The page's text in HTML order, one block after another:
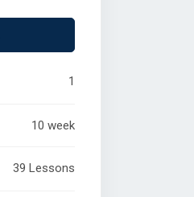
1
10 week
39 Lessons